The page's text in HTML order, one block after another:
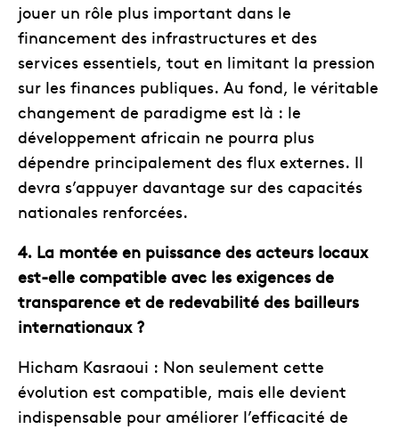
jouer un rôle plus important dans le
financement des infrastructures et des
services essentiels, tout en limitant la pression
sur les finances publiques. Au fond, le véritable
changement de paradigme est là : le
développement africain ne pourra plus
dépendre principalement des flux externes. Il
devra s’appuyer davantage sur des capacités
nationales renforcées.
4. La montée en puissance des acteurs locaux
est-elle compatible avec les exigences de
transparence et de redevabilité des bailleurs
internationaux ?
Hicham Kasraoui : Non seulement cette
évolution est compatible, mais elle devient
indispensable pour améliorer l’efficacité de